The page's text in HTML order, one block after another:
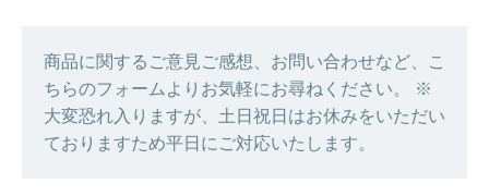
商品に関するご意見ご感想、お問い合わせなど、こ
ちらのフォームよりお気軽にお尋ねください。 ※
大変恐れ入りますが、土日祝日はお休みをいただい
ておりますため平日にご対応いたします。